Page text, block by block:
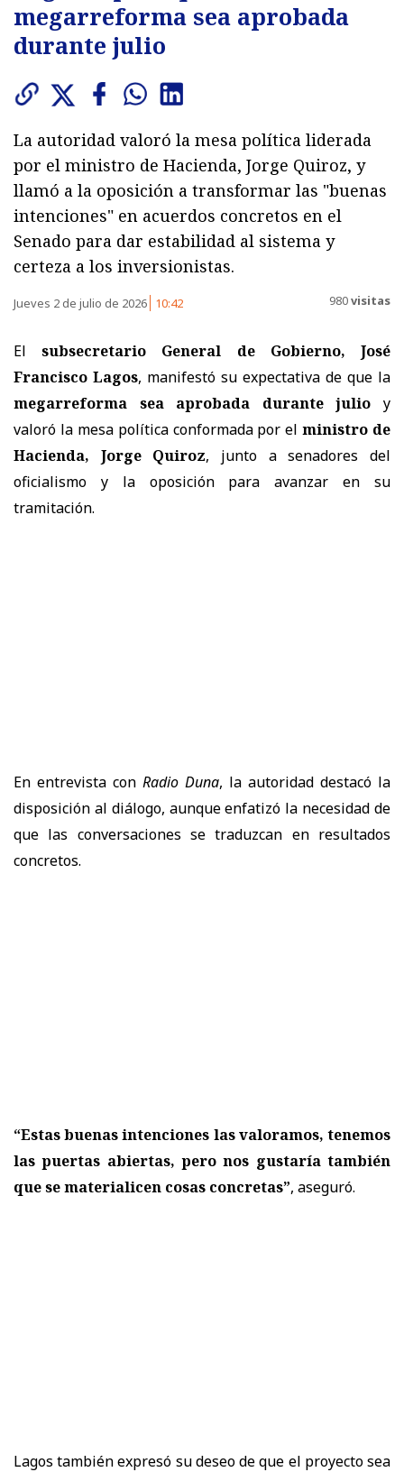
megarreforma sea aprobada
durante julio
La autoridad valoró la mesa política liderada
por el ministro de Hacienda, Jorge Quiroz, y
llamó a la oposición a transformar las "buenas
intenciones" en acuerdos concretos en el
Senado para dar estabilidad al sistema y
certeza a los inversionistas.
Jueves 2 de julio de 2026 10:42 980visitas
Elsubsecretario General de Gobierno, José
Francisco Lagos, manifestó su expectativa de que la
megarreforma sea aprobada durante julio y
valoró la mesa política conformada por elministro de
Hacienda, Jorge Quiroz, junto a senadores del
oficialismo y la oposición para avanzar en su
tramitación.
En entrevista con Radio Duna, la autoridad destacó la
disposición al diálogo, aunque enfatizó la necesidad de
que las conversaciones se traduzcan en resultados
concretos.
“Estas buenas intenciones las valoramos, tenemos
las puertas abiertas, pero nos gustaría también
que se materialicen cosas concretas”, aseguró.
Lagos también expresó su deseo de que el proyecto sea